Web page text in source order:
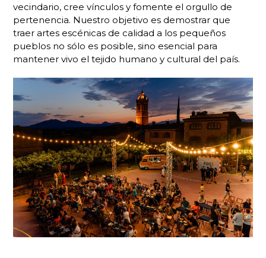
vecindario, cree vínculos y fomente el orgullo de
pertenencia. Nuestro objetivo es demostrar que
traer artes escénicas de calidad a los pequeños
pueblos no sólo es posible, sino esencial para
mantener vivo el tejido humano y cultural del país.